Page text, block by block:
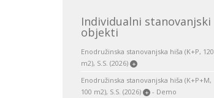
Individualni stanovanjski
objekti
Enodružinska stanovanjska hiša (K+P, 120
m2), S.S. (2026) +
Enodružinska stanovanjska hiša (K+P+M,
100 m2), S.S. (2026) + - Demo